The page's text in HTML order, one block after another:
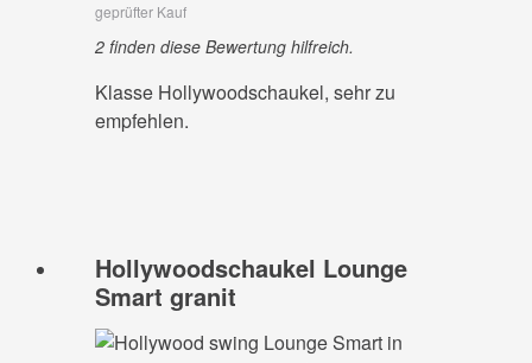
geprüfter Kauf
2 finden diese Bewertung hilfreich.
Klasse Hollywoodschaukel, sehr zu
empfehlen.
Hollywoodschaukel Lounge
Smart granit